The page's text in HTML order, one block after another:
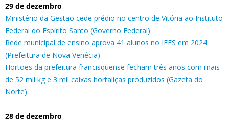
29 de dezembro
Ministério da Gestão cede prédio no centro de Vitória ao Instituto
Federal do Espírito Santo (Governo Federal)
Rede municipal de ensino aprova 41 alunos no IFES em 2024
(Prefeitura de Nova Venécia)
Hortões da prefeitura francisquense fecham três anos com mais
de 52 mil kg e 3 mil caixas hortaliças produzidos (Gazeta do
Norte)
28 de dezembro